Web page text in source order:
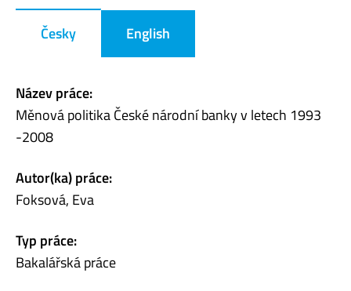
Česky English
Název práce:
Měnová politika České národní banky v letech 1993
-2008
Autor(ka) práce:
Foksová, Eva
Typ práce:
Bakalářská práce